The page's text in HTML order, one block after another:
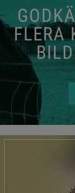
FLERA